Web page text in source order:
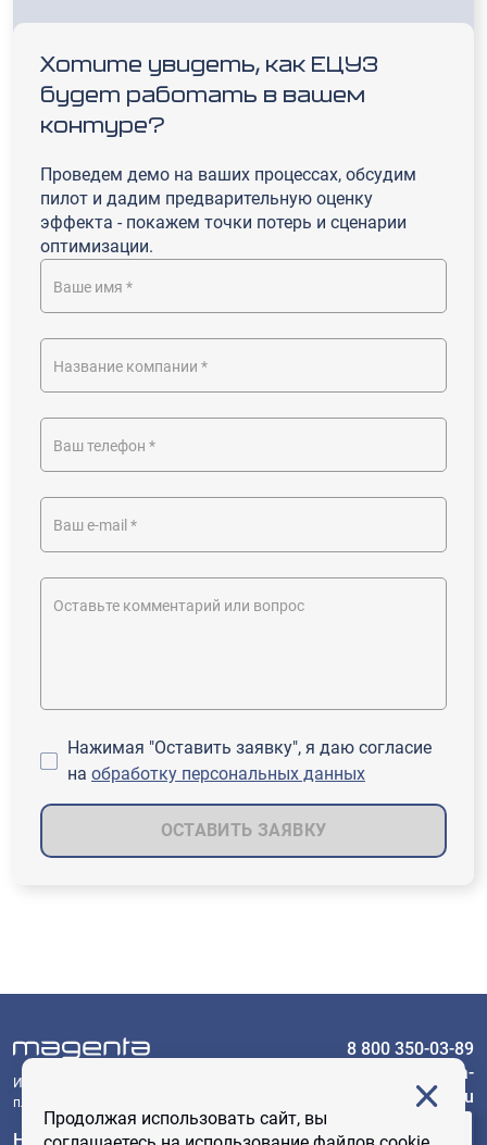
Хотите увидеть, как ЕЦУЗ
будет работать в вашем
контуре?
Проведем демо на ваших процессах, обсудим
пилот и дадим предварительную оценку
эффекта - покажем точки потерь и сценарии
оптимизации.
Ваше имя *
Название компании *
Ваш телефон *
Ваш e-mail *
Оставьте комментарий или вопрос
Нажимая "Оставить заявку", я даю согласие
на обработку персональных данных
ОСТАВИТЬ ЗАЯВКУ
Продолжая использовать сайт, вы
Интеллектуальная логистическая
платформа
Новости
8 800 350-03-89
sales@magenta-
technology.ru
ЗАДАТЬ